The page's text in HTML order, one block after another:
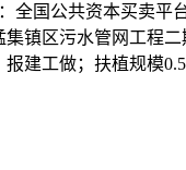
国公共资本买卖平
镇区污水管网工程
建工做；扶植规模